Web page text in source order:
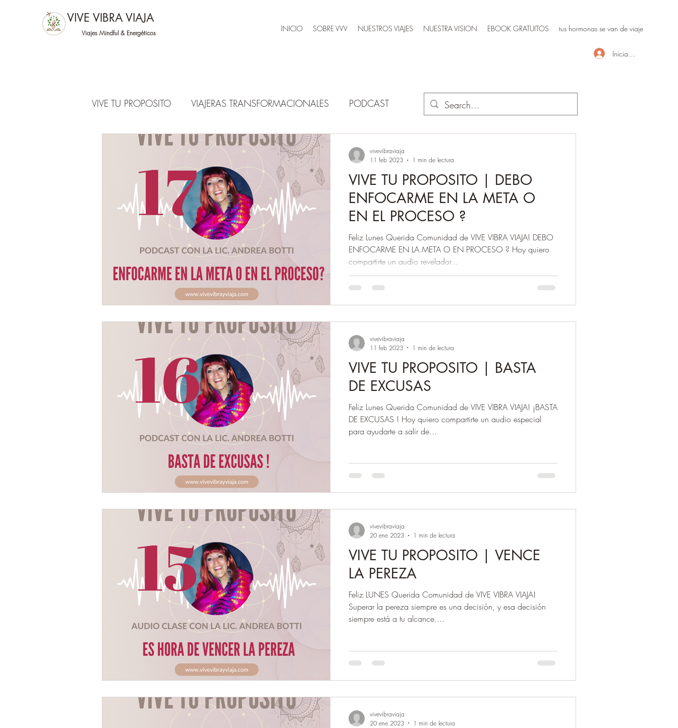
VIVE VIBRA VIAJA
Viajes Mindful & Energéticos INICIO SOBRE VVV NUESTROS VIAJES NUESTRA VISION EBOOK GRATUITOS tus hormonas se van de viaje
Iniciar sesión
VIVE TU PROPOSITO VIAJERAS TRANSFORMACIONALES PODCAST
VIVE TU PROPOSITO | DEBO
ENFOCARME EN LA META O
EN EL PROCESO ?
Feliz Lunes Querida Comunidad de VIVE VIBRA VIAJA! DEBO
ENFOCARME EN LA META O EN PROCESO ? Hoy quiero
compartirte un audio revelador...
vivevibraviaja
11 feb 2023
1 min de lectura
VIVE TU PROPOSITO | BASTA
DE EXCUSAS
Feliz Lunes Querida Comunidad de VIVE VIBRA VIAJA! ¡BASTA
DE EXCUSAS ! Hoy quiero compartirte un audio especial
para ayudarte a salir de...
vivevibraviaja
11 feb 2023
1 min de lectura
VIVE TU PROPOSITO | VENCE
LA PEREZA
Feliz LUNES Querida Comunidad de VIVE VIBRA VIAJA!
Superar la pereza siempre es una decisión, y esa decisión
siempre está a tu alcance....
vivevibraviaja
20 ene 2023
1 min de lectura
vivevibraviaja
20 ene 2023
1 min de lectura